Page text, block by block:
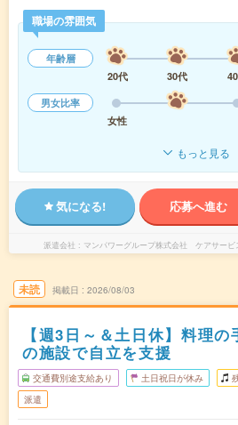
職場の雰囲気
年齢層
20代
30代
男女比率
女性
もっと見る
気になる! 応募へ進む
派遣会社 マンパワーグループ株式会社 ケアサービ
未読 掲載日 2026/08/03
【週3日～＆土日休】料理
の施設で自立を支援
交通費別途支給あり 土日祝日が休み
派遣